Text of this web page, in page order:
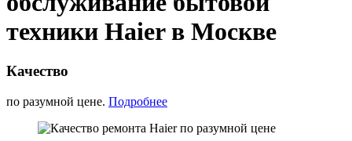
техники Haier в Москве
Качество
по разумной цене. Подробнее